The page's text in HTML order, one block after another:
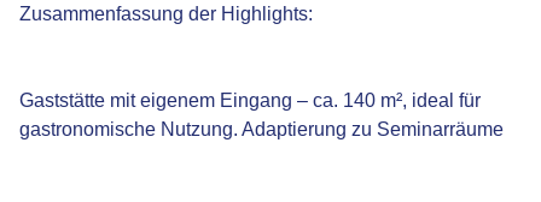
Zusammenfassung der Highlights:
Gaststätte mit eigenem Eingang – ca. 140 m², ideal für
gastronomische Nutzung. Adaptierung zu Seminarräume